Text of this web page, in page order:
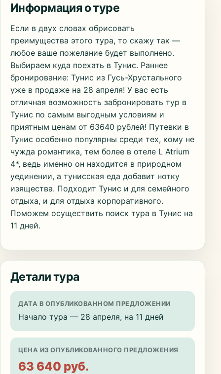
Информация о туре
Если в двух словах обрисовать
преимущества этого тура, то скажу так —
любое ваше пожелание будет выполнено.
Выбираем куда поехать в Тунис. Раннее
бронирование: Тунис из Гусь-Хрустального
уже в продаже на 28 апреля! У вас есть
отличная возможность забронировать тур в
Тунис по самым выгодным условиям и
приятным ценам от 63640 рублей! Путевки в
Тунис особенно популярны среди тех, кому не
чужда романтика, тем более в отеле L Atrium
4*, ведь именно он находится в природном
уединении, а тунисская еда добавит нотку
изящества. Подходит Тунис и для семейного
отдыха, и для отдыха корпоративного.
Поможем осуществить поиск тура в Тунис на
11 дней.
Детали тура
ДАТА В ОПУБЛИКОВАННОМ ПРЕДЛОЖЕНИИ
Начало тура — 28 апреля, на 11 дней
ЦЕНА ИЗ ОПУБЛИКОВАННОГО ПРЕДЛОЖЕНИЯ
63 640 руб.